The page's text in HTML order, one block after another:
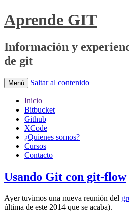
Aprende GIT
Información y
de git
Menú Saltar al contenido
Inicio
Bitbucket
Github
XCode
¿Quienes somos?
Cursos
Contacto
Usando Git con git-flow
Ayer tuvimos una nueva reunión del
última de este 2014 que se acaba).